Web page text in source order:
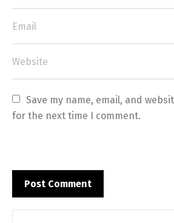
Save my name, email, and
for the next time I comment.